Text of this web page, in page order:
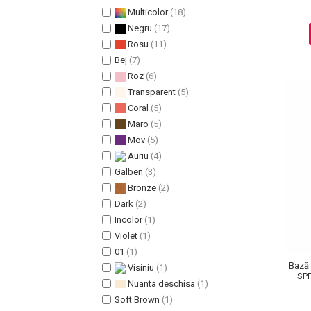
Multicolor (18)
Negru (17)
Rosu (11)
Bej (7)
Roz (6)
Transparent (5)
Coral (5)
Maro (5)
Mov (5)
Auriu (4)
Galben (3)
Bronze (2)
Dark (2)
Incolor (1)
Violet (1)
01 (1)
Visiniu (1)
Nuanta deschisa (1)
Soft Brown (1)